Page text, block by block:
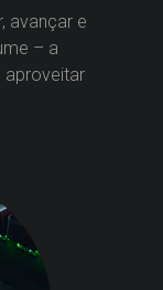
avançar e
– a
aproveitar